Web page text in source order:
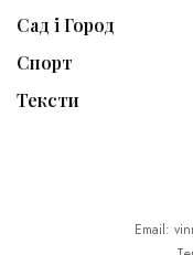
Сад і Город
Спорт
Тексти
Email: